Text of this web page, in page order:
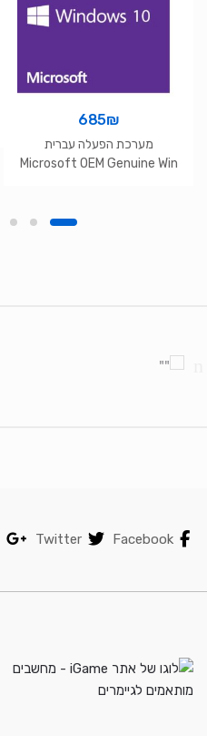
685₪
מערכת הפעלה עברית
Microsoft OEM Genuine Win
Facebook
Twitter